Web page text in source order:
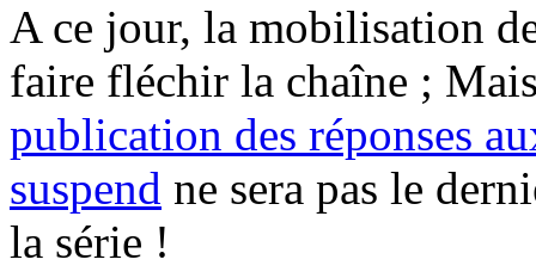
A ce jour, la mobilisation
faire fléchir la chaîne ;
publication des réponses
suspend ne sera pas le
la série !